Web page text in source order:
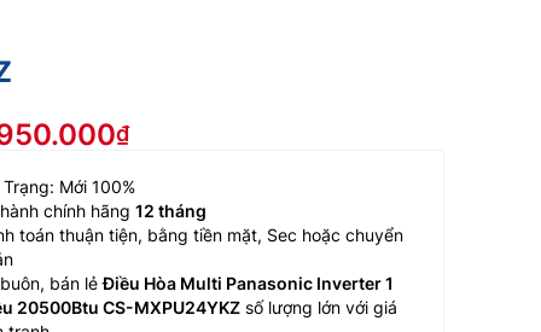
Mới 100%
chính hãng 12 tháng
toán thuận tiện, bằng tiền mặt, Sec hoặc chuyển
bán lẻĐiều Hòa Multi Panasonic Inverter 1
20500Btu CS-MXPU24YKZ số lượng lớn với giá